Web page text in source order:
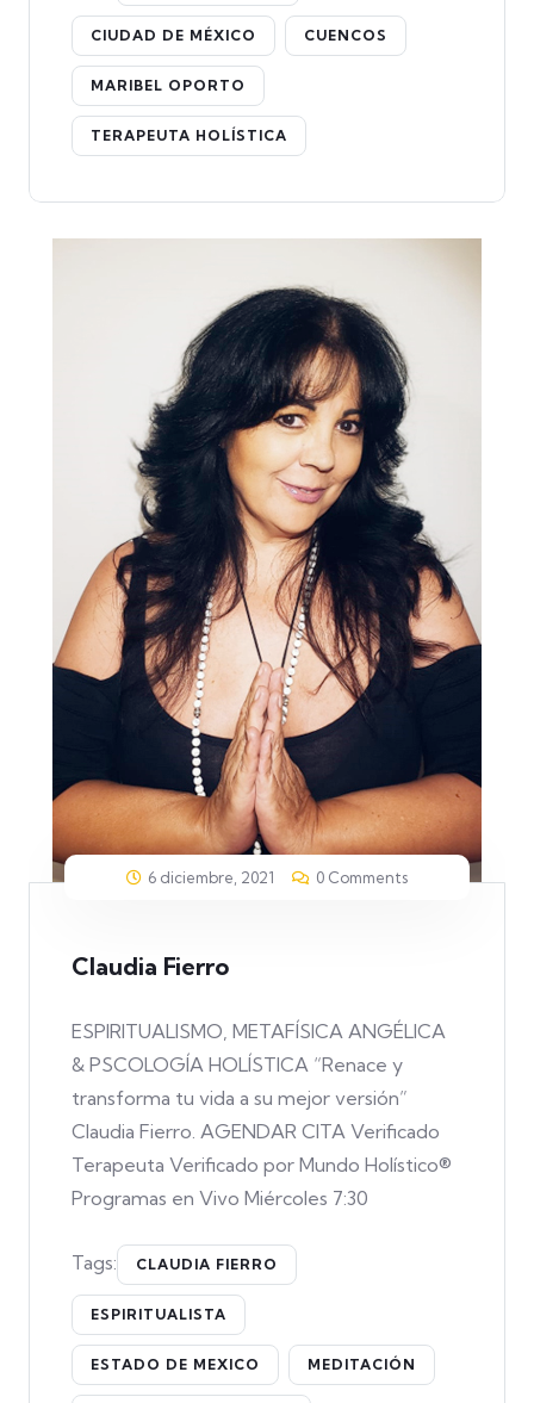
CIUDAD DE MÉXICO CUENCOS
MARIBEL OPORTO
TERAPEUTA HOLÍSTICA
6 diciembre, 2021 0 Comments
Claudia Fierro
ESPIRITUALISMO, METAFÍSICA ANGÉLICA
& PSCOLOGÍA HOLÍSTICA “Renace y
transforma tu vida a su mejor versión”
Claudia Fierro. AGENDAR CITA Verificado
Terapeuta Verificado por Mundo Holístico®
Programas en Vivo Miércoles 7:30
Tags: CLAUDIA FIERRO
ESPIRITUALISTA
ESTADO DE MEXICO MEDITACIÓN